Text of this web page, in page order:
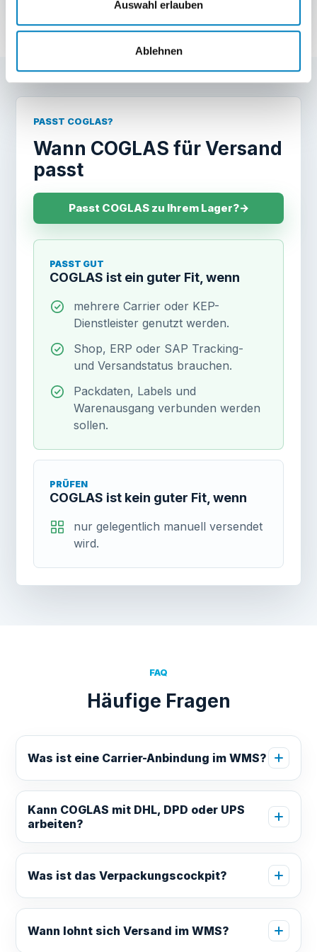
Auswahl erlauben
Ablehnen
PASST COGLAS?
Wann COGLAS für Versand
passt
Passt COGLAS zu Ihrem Lager?→
PASST GUT
COGLAS ist ein guter Fit, wenn
mehrere Carrier oder KEP-
Dienstleister genutzt werden.
Shop, ERP oder SAP Tracking-
und Versandstatus brauchen.
Packdaten, Labels und
Warenausgang verbunden werden
sollen.
PRÜFEN
COGLAS ist kein guter Fit, wenn
nur gelegentlich manuell versendet
wird.
FAQ
Häufige Fragen
Was ist eine Carrier-Anbindung im WMS?
Kann COGLAS mit DHL, DPD oder UPS
arbeiten?
Was ist das Verpackungscockpit?
Wann lohnt sich Versand im WMS?